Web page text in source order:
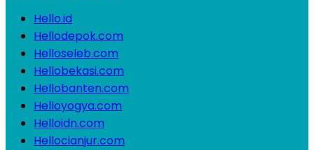
Hello.id
Hellodepok.com
Helloseleb.com
Hellobekasi.com
Hellobanten.com
Helloyogya.com
Helloidn.com
Hellocianjur.com